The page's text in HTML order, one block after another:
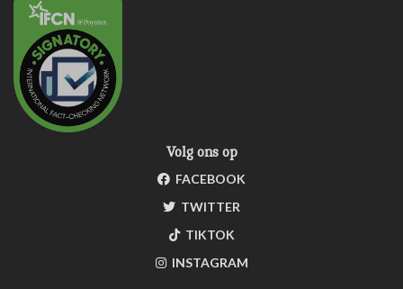
Volg ons op
FACEBOOK
TWITTER
TIKTOK
INSTAGRAM